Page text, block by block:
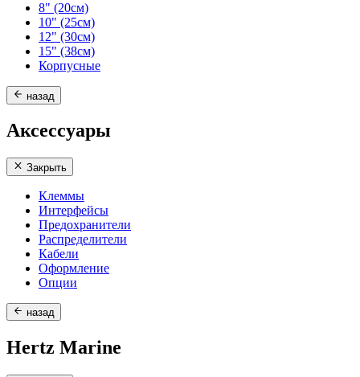
8" (20см)
10" (25см)
12" (30см)
15" (38см)
Корпусные
назад
Аксессуары
Закрыть
Клеммы
Интерфейсы
Предохранители
Распределители
Кабели
Оформление
Опции
назад
Hertz Marine